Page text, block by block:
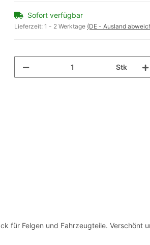
Sofort verfügbar
Lieferzeit: 1 - 2 Werktage (DE - Ausland
Stk
für Felgen und Fahrzeugteile. Verschönt